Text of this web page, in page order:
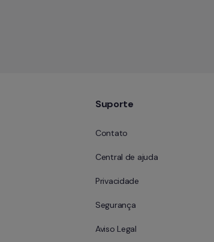
Suporte
Contato
Central de ajuda
Privacidade
Segurança
Aviso Legal